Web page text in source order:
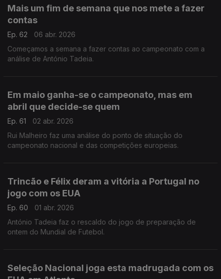
Mais um fim de semana que nos mete a fazer
contas
Ep. 62
06 abr. 2026
Começamos a semana a fazer contas ao campeonato com a
análise de António Tadeia.
Em maio ganha-se o campeonato, mas em
abril que decide-se quem
Ep. 61
02 abr. 2026
Rui Malheiro faz uma análise do ponto de situação do
campeonato nacional e das competições europeias.
Trincão e Félix deram a vitória a Portugal no
jogo com os EUA
Ep. 60
01 abr. 2026
António Tadeia faz o rescaldo do jogo de preparação de
ontem do Mundial de Futebol.
Seleção Nacional joga esta madrugada com os